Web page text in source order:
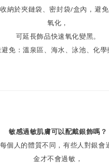
納於夾鏈袋、密封袋/盒內，避
氧化，
可延長飾品快速氧化變黑。
免：溫泉區、海水、泳池、化學
敏感過敏肌膚可以配戴銀飾嗎？
個人的體質不同，有些人對銀會
金才不會過敏，